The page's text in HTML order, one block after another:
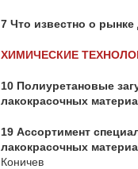
7 Что известно о
ХИМИЧЕСКИЕ
10 Полиуретановые
лакокрасочных
19 Ассортимент
лакокрасочных
Коничев